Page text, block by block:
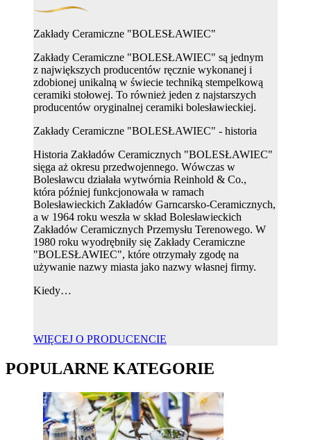
Zakłady Ceramiczne "BOLESŁAWIEC"
Zakłady Ceramiczne "BOLESŁAWIEC" są jednym
z największych producentów ręcznie wykonanej i
zdobionej unikalną w świecie techniką stempelkową
ceramiki stołowej. To również jeden z najstarszych
producentów oryginalnej ceramiki bolesławieckiej.
Zakłady Ceramiczne "BOLESŁAWIEC" - historia
Historia Zakładów Ceramicznych "BOLESŁAWIEC"
sięga aż okresu przedwojennego. Wówczas w
Bolesławcu działała wytwórnia Reinhold & Co.,
która później funkcjonowała w ramach
Bolesławieckich Zakładów Garncarsko-Ceramicznych,
a w 1964 roku weszła w skład Bolesławieckich
Zakładów Ceramicznych Przemysłu Terenowego. W
1980 roku wyodrębniły się Zakłady Ceramiczne
"BOLESŁAWIEC", które otrzymały zgodę na
używanie nazwy miasta jako nazwy własnej firmy.
Kiedy…
WIĘCEJ O PRODUCENCIE
POPULARNE KATEGORIE